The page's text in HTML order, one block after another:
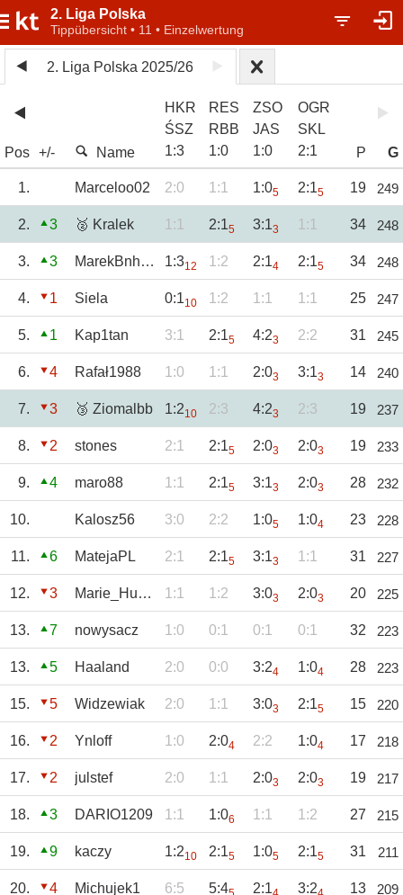
2. Liga Polska
Tippübersicht • 11 • Einzelwertung
2. Liga Polska 2025/26
Pos +/- Name
HKR
ŚSZ
1:3
RES
RBB
1:0
ZSO
JAS
1:0
OGR
SKL
2:1 P G
1. Marceloo02 2:0 1:1 1:05 2:15 19 249
2. 3 🥈 Kralek 1:1 2:15 3:13 1:1 34 248
3. 3 MarekBnh85 1:312 1:2 2:14 2:15 34 248
4. 1 Siela 0:110 1:2 1:1 1:1 25 247
5. 1 Kap1tan 3:1 2:15 4:23 2:2 31 245
6. 4 Rafał1988 1:0 1:1 2:03 3:13 14 240
7. 3 🥉 Ziomalbb 1:210 2:3 4:23 2:3 19 237
8. 2 stones 2:1 2:15 2:03 2:03 19 233
9. 4 maro88 1:1 2:15 3:13 2:03 28 232
10. Kalosz56 3:0 2:2 1:05 1:04 23 228
11. 6 MatejaPL 2:1 2:15 3:13 1:1 31 227
12. 3 Marie_Huanna 1:1 1:2 3:03 2:03 20 225
13. 7 nowysacz 1:0 0:1 0:1 0:1 32 223
13. 5 Haaland 2:0 0:0 3:24 1:04 28 223
15. 5 Widzewiak 2:0 1:1 3:03 2:15 15 220
16. 2 Ynloff 1:0 2:04 2:2 1:04 17 218
17. 2 julstef 2:0 1:1 2:03 2:03 19 217
18. 3 DARIO1209 1:1 1:06 1:1 1:2 27 215
19. 9 kaczy 1:210 2:15 1:05 2:15 31 211
20. 4 Michujek1 6:5 5:4 2:1 3:2 13 209